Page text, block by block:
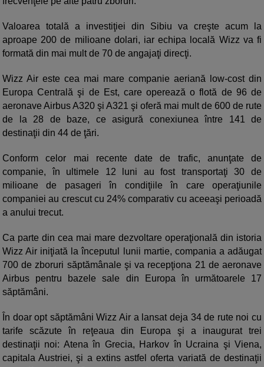
Valoarea totală a investiţiei din Sibiu va creşte acum la
aproape 200 de milioane dolari, iar echipa locală Wizz va fi
formată din mai mult de 70 de angajaţi direcţi.
Wizz Air este cea mai mare companie aeriană low-cost din
Europa Centrală şi de Est, care operează o flotă de 96 de
aeronave Airbus A320 şi A321 şi oferă mai mult de 600 de rute
de la 28 de baze, ce asigură conexiunea între 141 de
destinaţii din 44 de ţări.
Conform celor mai recente date de trafic, anunţate de
companie, în ultimele 12 luni au fost transportaţi 30 de
milioane de pasageri în condiţiile în care operaţiunile
companiei au crescut cu 24% comparativ cu aceeaşi perioadă
a anului trecut.
Ca parte din cea mai mare dezvoltare operaţională din istoria
Wizz Air iniţiată la începutul lunii martie, compania a adăugat
700 de zboruri săptămânale şi va recepţiona 21 de aeronave
Airbus pentru bazele sale din Europa în următoarele 17
săptămâni.
În doar opt săptămâni Wizz Air a lansat deja 34 de rute noi cu
tarife scăzute în reţeaua din Europa şi a inaugurat trei
destinaţii noi: Atena în Grecia, Harkov în Ucraina şi Viena,
capitala Austriei, şi a extins astfel oferta variată de destinaţii